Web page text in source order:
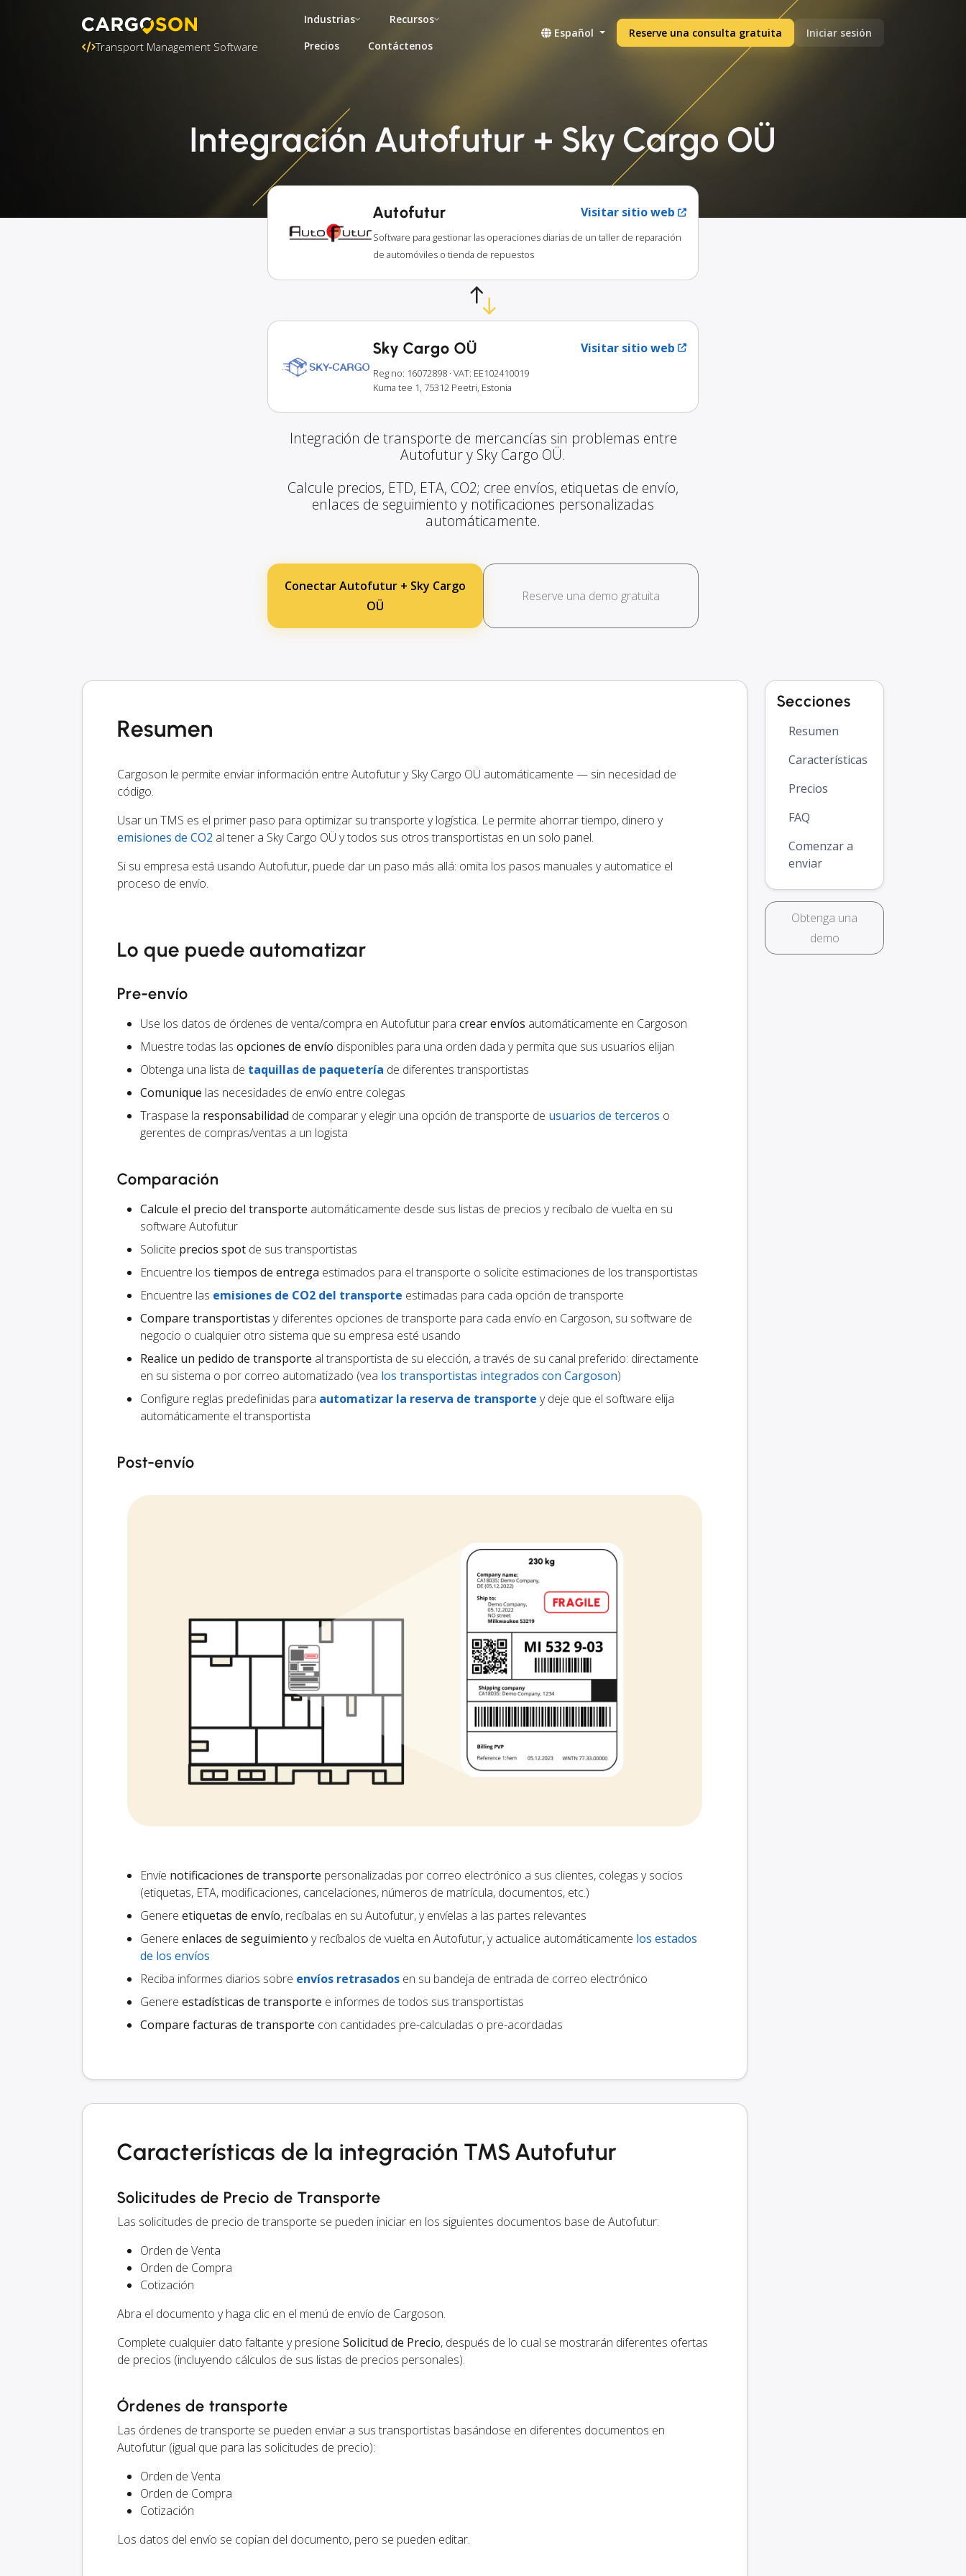
Transport Management Software
Industrias
Recursos
Precios
Contáctenos
Español Reserve una consulta gratuita Iniciar sesión
Integración Autofutur + Sky Cargo OÜ
Autofutur Visitar sitio web
Software para gestionar las operaciones diarias de un taller de reparación
de automóviles o tienda de repuestos
Sky Cargo OÜ Visitar sitio web
Reg no: 16072898 · VAT: EE102410019
Kuma tee 1, 75312 Peetri, Estonia
Integración de transporte de mercancías sin problemas entre
Autofutur y Sky Cargo OÜ.
Calcule precios, ETD, ETA, CO2; cree envíos, etiquetas de envío,
enlaces de seguimiento y notificaciones personalizadas
automáticamente.
Conectar Autofutur + Sky Cargo
OÜ
Reserve una demo gratuita
Resumen
Cargoson le permite enviar información entre Autofutur y Sky Cargo OÜ automáticamente — sin necesidad de
código.
Usar un TMS es el primer paso para optimizar su transporte y logística. Le permite ahorrar tiempo, dinero y
emisiones de CO2 al tener a Sky Cargo OÜ y todos sus otros transportistas en un solo panel.
Si su empresa está usando Autofutur, puede dar un paso más allá: omita los pasos manuales y automatice el
proceso de envío.
Lo que puede automatizar
Pre-envío
Use los datos de órdenes de venta/compra en Autofutur para crear envíos automáticamente en Cargoson
Muestre todas las opciones de envío disponibles para una orden dada y permita que sus usuarios elijan
Obtenga una lista de taquillas de paquetería de diferentes transportistas
Comunique las necesidades de envío entre colegas
Traspase la responsabilidad de comparar y elegir una opción de transporte de usuarios de terceros o
gerentes de compras/ventas a un logista
Comparación
Calcule el precio del transporte automáticamente desde sus listas de precios y recíbalo de vuelta en su
software Autofutur
Solicite precios spot de sus transportistas
Encuentre los tiempos de entrega estimados para el transporte o solicite estimaciones de los transportistas
Encuentre las emisiones de CO2 del transporte estimadas para cada opción de transporte
Compare transportistas y diferentes opciones de transporte para cada envío en Cargoson, su software de
negocio o cualquier otro sistema que su empresa esté usando
Realice un pedido de transporte al transportista de su elección, a través de su canal preferido: directamente
en su sistema o por correo automatizado (vea los transportistas integrados con Cargoson)
Configure reglas predefinidas para automatizar la reserva de transporte y deje que el software elija
automáticamente el transportista
Post-envío
Envíe notificaciones de transporte personalizadas por correo electrónico a sus clientes, colegas y socios
(etiquetas, ETA, modificaciones, cancelaciones, números de matrícula, documentos, etc.)
Genere etiquetas de envío, recíbalas en su Autofutur, y envíelas a las partes relevantes
Genere enlaces de seguimiento y recíbalos de vuelta en Autofutur, y actualice automáticamente los estados
de los envíos
Reciba informes diarios sobre envíos retrasados en su bandeja de entrada de correo electrónico
Genere estadísticas de transporte e informes de todos sus transportistas
Compare facturas de transporte con cantidades pre-calculadas o pre-acordadas
Características de la integración TMS Autofutur
Solicitudes de Precio de Transporte
Las solicitudes de precio de transporte se pueden iniciar en los siguientes documentos base de Autofutur:
Orden de Venta
Orden de Compra
Cotización
Abra el documento y haga clic en el menú de envío de Cargoson.
Complete cualquier dato faltante y presione Solicitud de Precio, después de lo cual se mostrarán diferentes ofertas
de precios (incluyendo cálculos de sus listas de precios personales).
Órdenes de transporte
Las órdenes de transporte se pueden enviar a sus transportistas basándose en diferentes documentos en
Autofutur (igual que para las solicitudes de precio):
Orden de Venta
Orden de Compra
Cotización
Los datos del envío se copian del documento, pero se pueden editar.
Secciones
Resumen
Características
Precios
FAQ
Comenzar a
enviar
Obtenga una
demo